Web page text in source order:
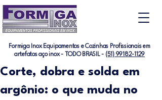
Formiga Inox Equipamentos e Cozinhas Profissionais em
artefatos aço inox - TODO BRASIL - (51) 99182-1129
Corte, dobra e solda em
argônio: o que muda no